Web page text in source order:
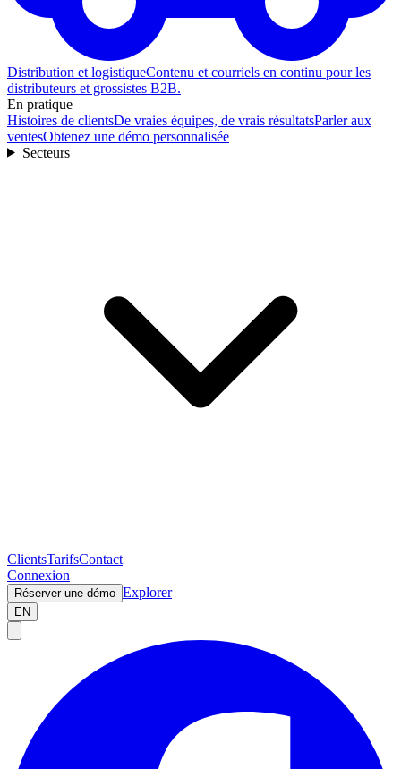
Distribution et logistiqueContenu et courriels en continu pour les
distributeurs et grossistes B2B.
En pratique
Histoires de clientsDe vraies équipes, de vrais résultatsParler aux
ventesObtenez une démo personnalisée
Secteurs
ClientsTarifsContact
Connexion
Réserver une démo Explorer
EN